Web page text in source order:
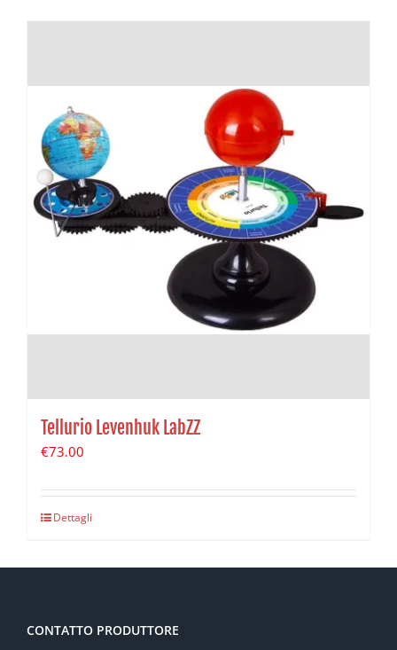
Tellurio Levenhuk LabZZ
€73.00
Dettagli
CONTATTO PRODUTTORE